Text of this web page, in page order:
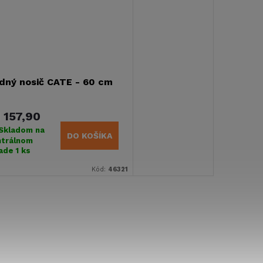
nosič CATE - 60 cm
157,90
na
1 ks
DO KOŠÍKA
Kód: 46321